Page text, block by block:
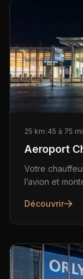
25 km 45 à 75
Aeroport
Votre
l’avion et
Découvrir